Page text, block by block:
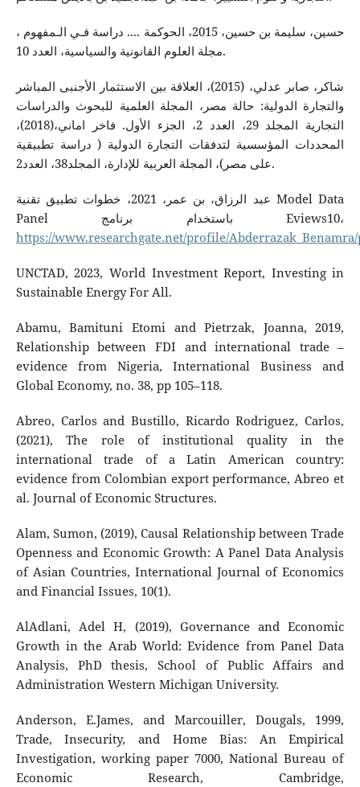
حسين، سليمة بن حسين، 2015، الحوكمة .... دراسة فـي الـمفهوم ،
مجلة العلوم القانونية والسياسية، العدد 10.
شاكر، صابر عدلي، (2015)، العلاقة بين الاستثمار الأجنبى المباشر
والتجارة الدولية: حالة مصر، المجلة العلمية للبحوث والدراسات
التجارية المجلد 29، العدد 2، الجزء الأول. فاخر اماني،(2018)،
المحددات المؤسسية لتدفقات التجارة الدولية ( دراسة تطبيقية
على مصر)، المجلة العربية للإدارة، المجلد38، العدد2.
عبد الرزاق، بن عمر، 2021، خطوات تطبیق تقنیة Model Data
Panel باستخدام برنامج Eviews10،
https://www.researchgate.net/profile/
UNCTAD, 2023, World Investment Report, Investing in
Sustainable Energy For All.
Abamu, Bamituni Etomi and Pietrzak, Joanna, 2019,
Relationship between FDI and international trade –
evidence from Nigeria, International Business and
Global Economy, no. 38, pp 105–118.
Abreo, Carlos and Bustillo, Ricardo Rodriguez, Carlos,
(2021), The role of institutional quality in the
international trade of a Latin American country:
evidence from Colombian export performance, Abreo et
al. Journal of Economic Structures.
Alam, Sumon, (2019), Causal Relationship between Trade
Openness and Economic Growth: A Panel Data Analysis
of Asian Countries, International Journal of Economics
and Financial Issues, 10(1).
AlAdlani, Adel H, (2019), Governance and Economic
Growth in the Arab World: Evidence from Panel Data
Analysis, PhD thesis, School of Public Affairs and
Administration Western Michigan University.
Anderson, E.James, and Marcouiller, Dougals, 1999,
Trade, Insecurity, and Home Bias: An Empirical
Investigation, working paper 7000, National Bureau of
Economic Research, Cambridge,